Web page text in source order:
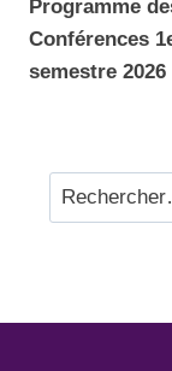
Programme
Conférences
semestre 2026